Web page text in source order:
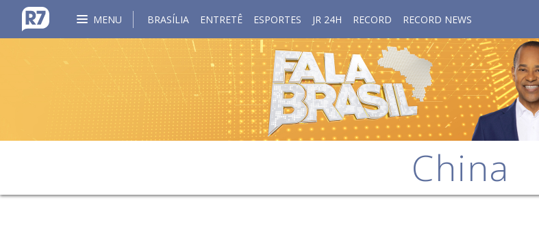
MENU BRASÍLIA ENTRETÊ ESPORTES JR 24H RECORD RECORD NEWS
China